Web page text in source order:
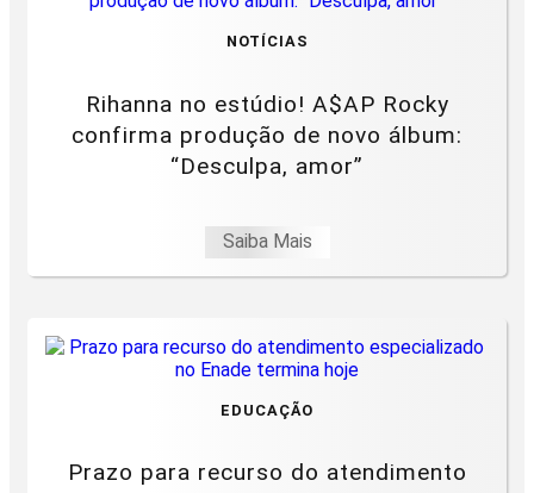
NOTÍCIAS
Rihanna no estúdio! A$AP Rocky
confirma produção de novo álbum:
“Desculpa, amor”
Saiba Mais
EDUCAÇÃO
Prazo para recurso do atendimento